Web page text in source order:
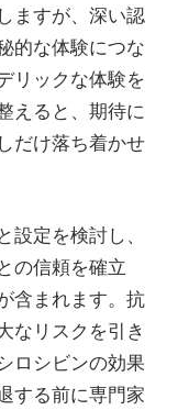
ますが、深い認
的な体験につな
リックな体験を
えると、期待に
だけ落ち着かせ
定を検討し、
の信頼を確立
含まれます。抗
なリスクを引き
ロシビンの効果
する前に専門家